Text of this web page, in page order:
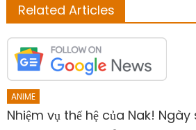
Related Articles
ANIME
Nhiệm vụ thế hệ của Nak! Ngày